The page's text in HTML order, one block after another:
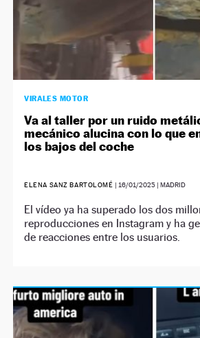
VIRALES MOTOR
Va al taller por un ruido
mecánico alucina con lo que
los bajos del coche
ELENA SANZ BARTOLOMÉ | 16/01/2025| MADRID
El vídeo ya ha superado los dos
reproducciones en Instagram y ha
de reacciones entre los usuarios.